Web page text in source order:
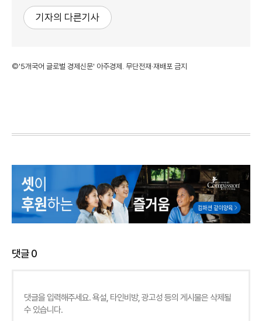
기자의 다른기사
©'5개국어 글로벌 경제신문' 아주경제. 무단전재·재배포 금지
댓글0